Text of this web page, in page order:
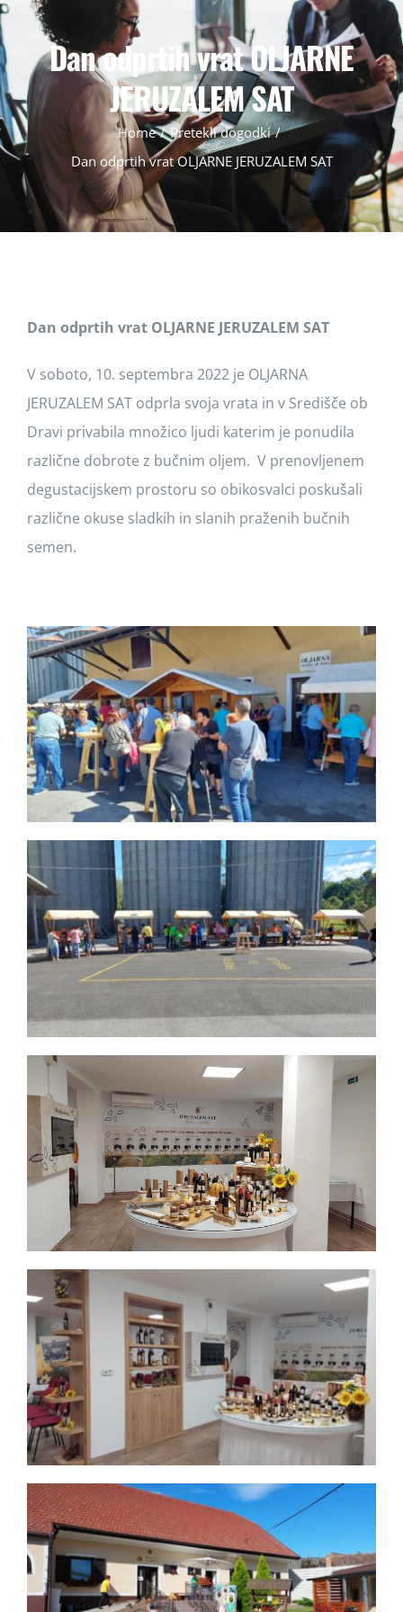
DOGODKI
NOVICE
PROJEKTI
KONTAKT
Dan odprtih vrat OLJARNE
JERUZALEM SAT
Home / Pretekli dogodki /
Dan odprtih vrat OLJARNE JERUZALEM SAT
Dan odprtih vrat OLJARNE JERUZALEM SAT
V soboto, 10. septembra 2022 je OLJARNA
JERUZALEM SAT odprla svoja vrata in v Središče ob
Dravi privabila množico ljudi katerim je ponudila
različne dobrote z bučnim oljem. V prenovljenem
degustacijskem prostoru so obikosvalci poskušali
različne okuse sladkih in slanih praženih bučnih
semen.